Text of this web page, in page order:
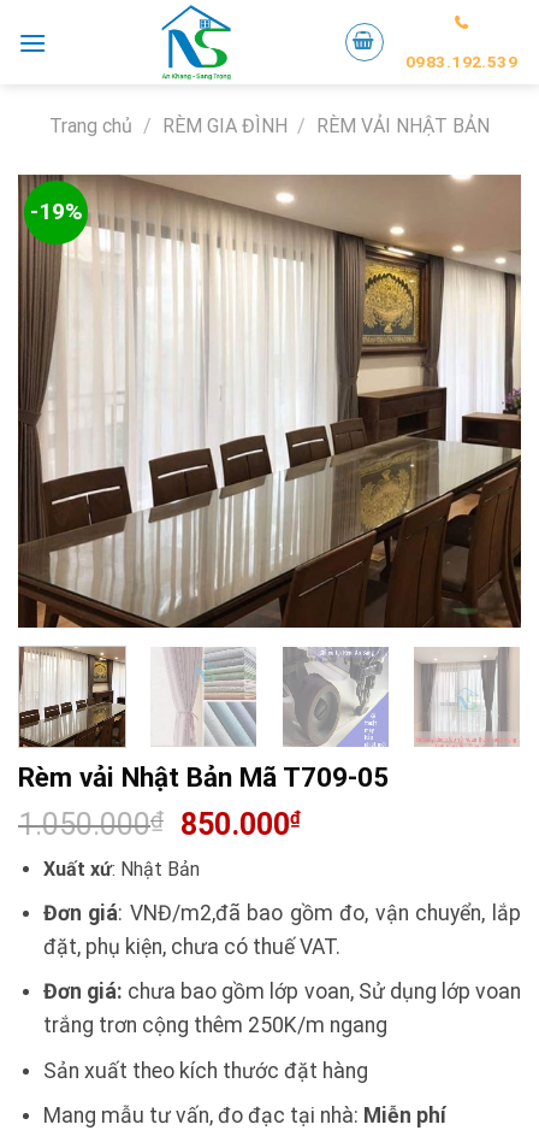
0983.192.539
Trang chủ / RÈM GIA ĐÌNH / RÈM VẢI NHẬT BẢN
-19%
Rèm vải Nhật Bản Mã T709-05
1.050.000₫ 850.000₫
Xuất xứ: Nhật Bản
Đơn giá: VNĐ/m2,đã bao gồm đo, vận chuyển, lắp
đặt, phụ kiện, chưa có thuế VAT.
Đơn giá: chưa bao gồm lớp voan, Sử dụng lớp voan
trắng trơn cộng thêm 250K/m ngang
Sản xuất theo kích thước đặt hàng
Mang mẫu tư vấn, đo đạc tại nhà: Miễn phí